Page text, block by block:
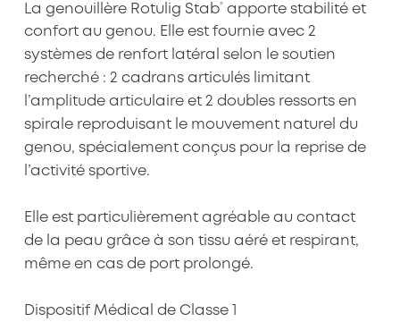
La genouillère Rotulig Stab®apporte stabilité et
confort au genou. Elle est fournie avec 2
systèmes de renfort latéral selon le soutien
recherché : 2 cadrans articulés limitant
l’amplitude articulaire et 2 doubles ressorts en
spirale reproduisant le mouvement naturel du
genou, spécialement conçus pour la reprise de
l’activité sportive.
Elle est particulièrement agréable au contact
de la peau grâce à son tissu aéré et respirant,
même en cas de port prolongé.
Dispositif Médical de Classe 1